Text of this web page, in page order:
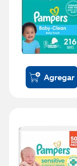
Agregar